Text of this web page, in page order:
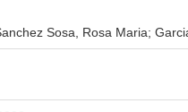
Sosa, Rosa Maria;